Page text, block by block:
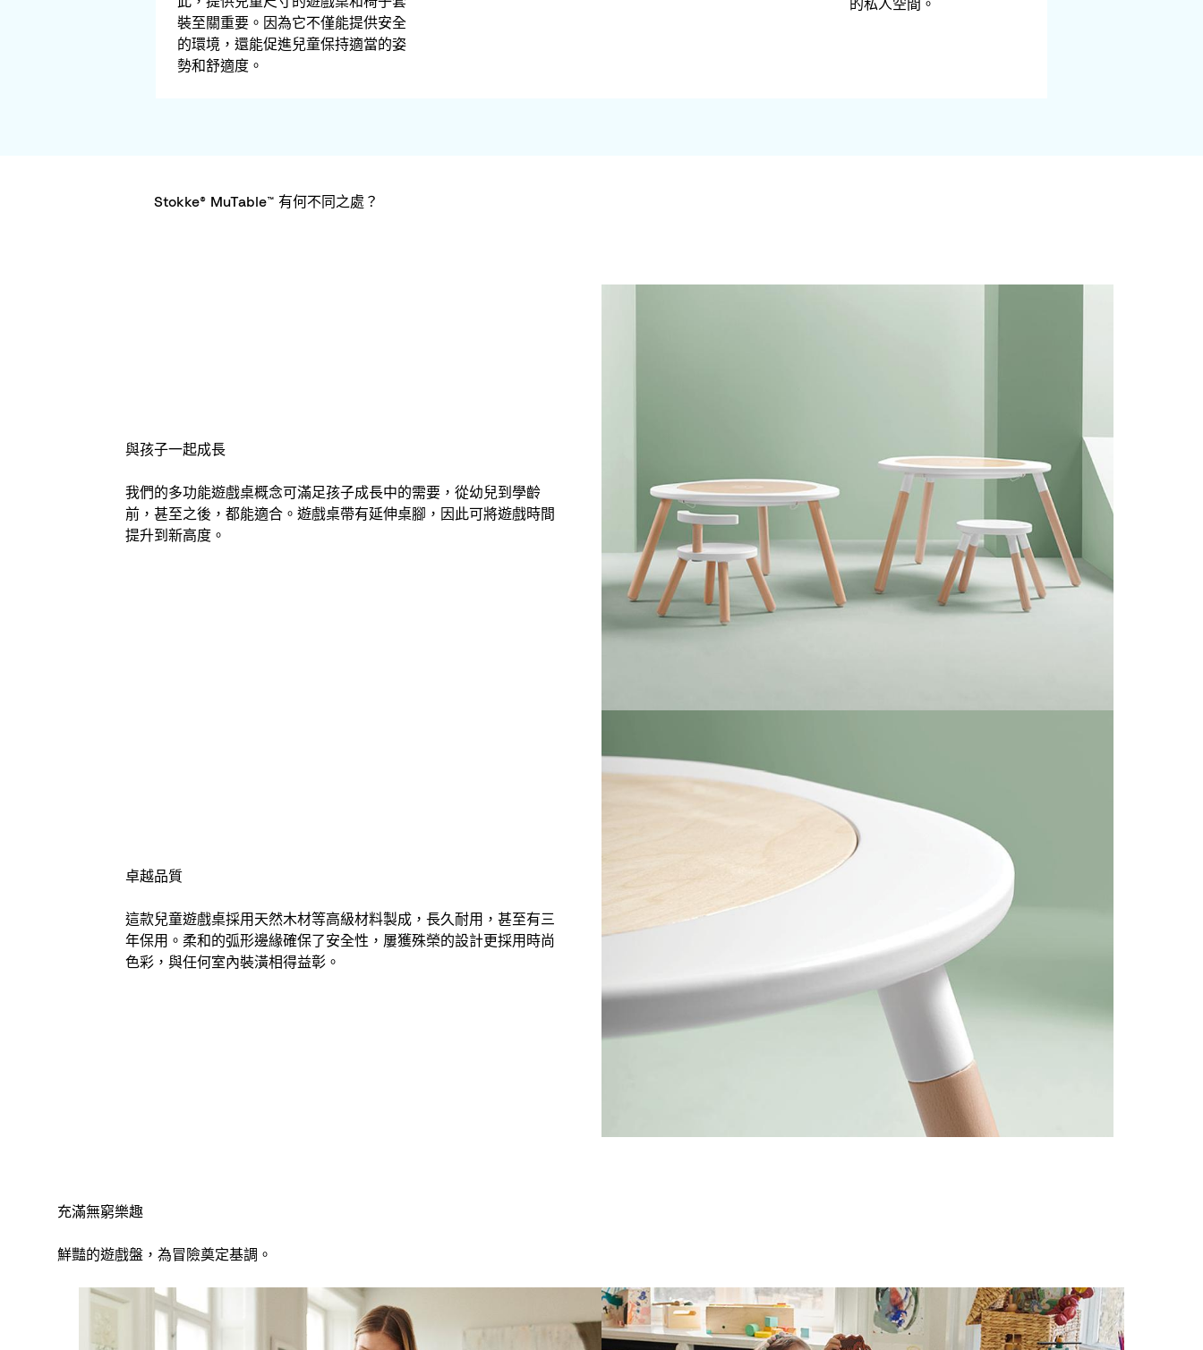
裝至關重要。因為它不僅能提供安全
的環境，還能促進兒童保持適當的姿
勢和舒適度。
的私人空間。
Stokke® MuTable™ 有何不同之處？
與孩子一起成長​
我們的多功能遊戲桌概念可滿足孩子成長中的需要，從幼兒到學齡
前，甚至之後，都能適合。遊戲桌帶有延伸桌腳，因此可將遊戲時間
提升到新高度。
卓越品質
這款兒童遊戲桌採用天然木材等高級材料製成，長久耐用，甚至有三
年保用。柔和的弧形邊緣確保了安全性，屢獲殊榮的設計更採用時尚
色彩，與任何室內裝潢相得益彰。
充滿無窮樂趣
鮮豔的遊戲盤，為冒險奠定基調。